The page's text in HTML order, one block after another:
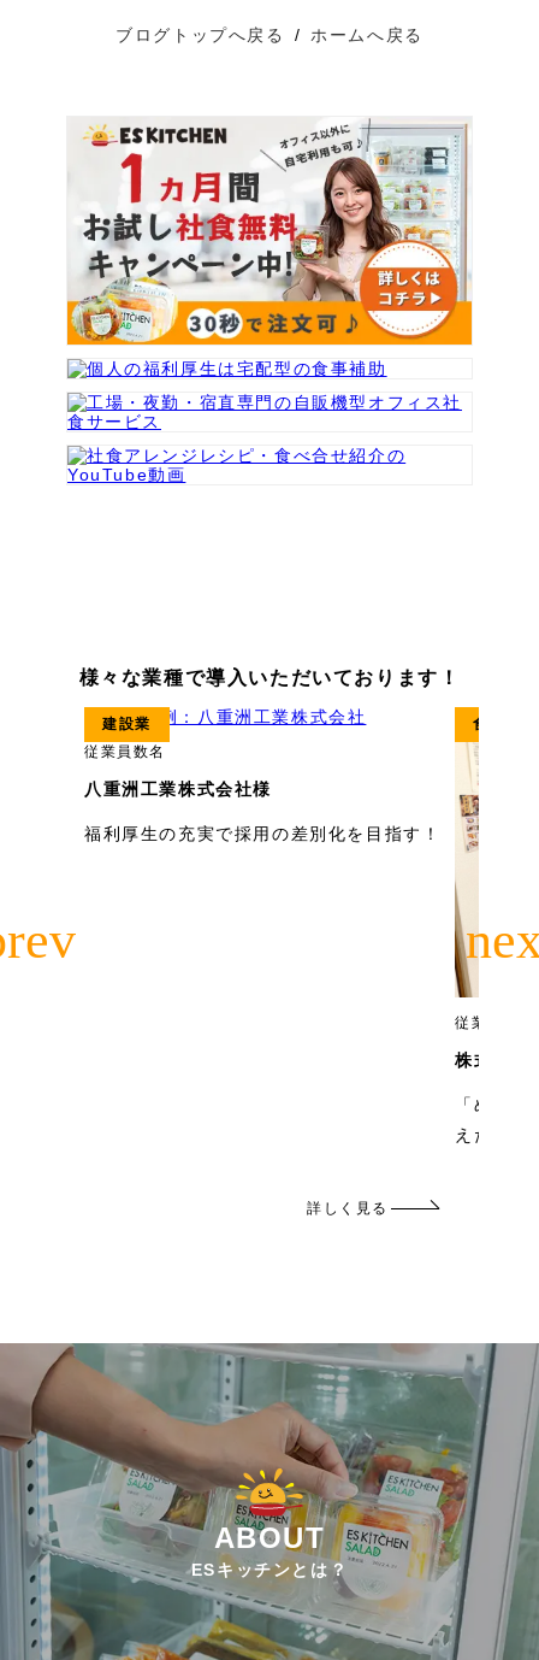
ブログトップへ戻る / ホームへ戻る
様々な業種で導入いただいております！
建設業
従業員数名
八重洲工業株式会社様
福利厚生の充実で採用の差別化を目指す！
詳しく見る
食料品
従業員数
株式会社
「めち
えた、工
ABOUT
ESキッチンとは？